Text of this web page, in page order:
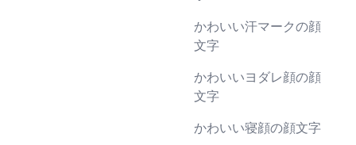
かわいい汗マークの顔
文字
かわいいヨダレ顔の顔
文字
かわいい寝顔の顔文字